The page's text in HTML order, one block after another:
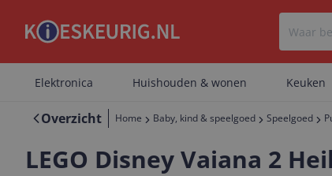
Elektronica Huishouden & wonen Keuken
Overzicht Home Baby, kind & speelgoed Speelgoed
LEGO Disney Vaiana 2